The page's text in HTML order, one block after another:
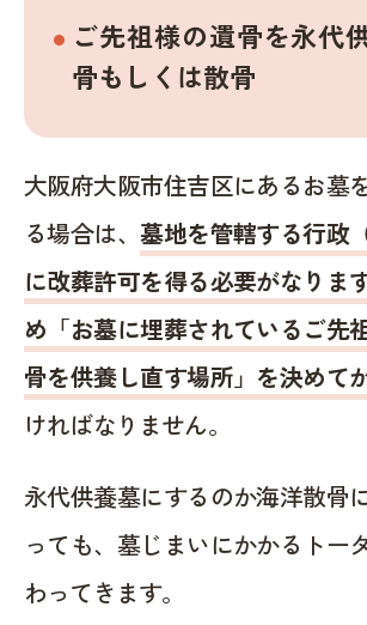
ご先祖様の遺骨を永代
骨もしくは散骨
大阪府大阪市住吉区にあるお墓
る場合は、墓地を管轄する行政
に改葬許可を得る必要がなりま
め「お墓に埋葬されているご先
骨を供養し直す場所」を決めて
ければなりません。
永代供養墓にするのか海洋散骨
っても、墓じまいにかかるトー
わってきます。